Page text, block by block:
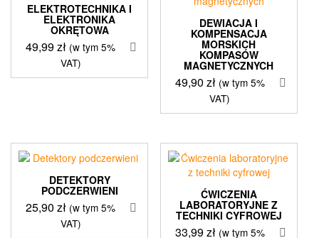
ELEKTROTECHNIKA I
ELEKTRONIKA
OKRĘTOWA
49,99zł (w tym 5%
VAT)
DEWIACJA I
KOMPENSACJA
MORSKICH
KOMPASÓW
MAGNETYCZNYCH
49,90 zł (w tym 5%
VAT)
DETEKTORY
PODCZERWIENI
25,90zł (w tym 5%
VAT)
ĆWICZENIA
LABORATORYJNE Z
TECHNIKI CYFROWEJ
33,99zł (w tym 5%